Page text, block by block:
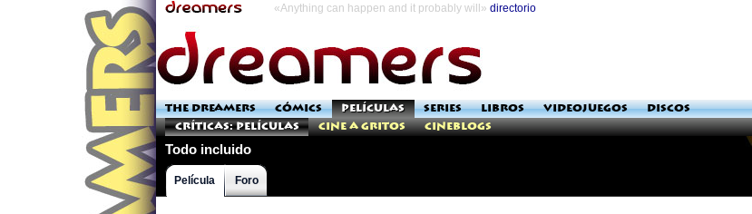
«Anything can happen and it probably will» directorio
THE DREAMERS CÓMICS PELÍCULAS SERIES LIBROS VIDEOJUEGOS
DISCOS
Críticas: Películas
Cine a Gritos Cineblogs
Todo incluido
Película Foro